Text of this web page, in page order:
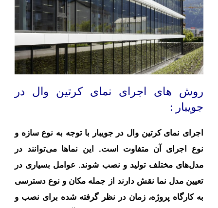
روش های اجرای نمای کرتین وال در
جویبار :
اجرای نمای کرتین وال در جویبار با توجه به نوع سازه و
نوع اجرای آن متفاوت است. این نماها می‌توانند در
مدل‌های مختلف تولید و نصب شوند. عوامل بسیاری در
تعیین مدل نما نقش دارند از جمله مکان و نوع دسترسی
به کارگاه پروژه، زمان در نظر گرفته شده برای نصب و